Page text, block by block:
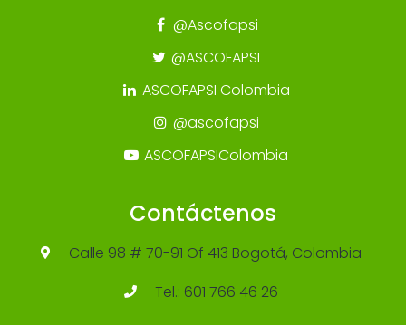
@Ascofapsi
@ASCOFAPSI
ASCOFAPSI Colombia
@ascofapsi
ASCOFAPSIColombia
Contáctenos
Calle 98 # 70-91 Of 413 Bogotá, Colombia
Tel.: 601 766 46 26